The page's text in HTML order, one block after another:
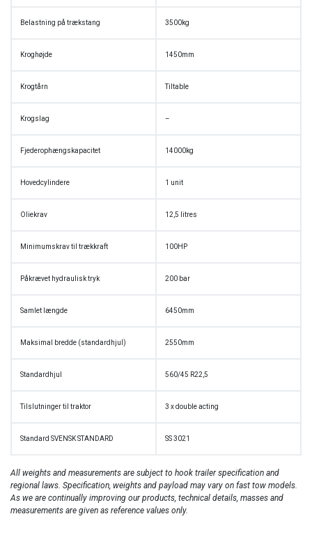
Belastning på trækstang 3500kg
Kroghøjde 1450mm
Krogtårn Tiltable
Krogslag –
Fjederophængskapacitet 14000kg
Hovedcylindere 1 unit
Oliekrav 12,5 litres
Minimumskrav til trækkraft 100HP
Påkrævet hydraulisk tryk 200 bar
Samlet længde 6450mm
Maksimal bredde (standardhjul) 2550mm
Standardhjul 560/45 R22,5
Tilslutninger til traktor 3 x double acting
Standard SVENSK STANDARD SS 3021
All weights and measurements are subject to hook trailerspecification and
regional laws. Specification, weights and payload may vary on fast tow models.
As we are continually improving our products, technical details, masses and
measurements are given as reference values only.